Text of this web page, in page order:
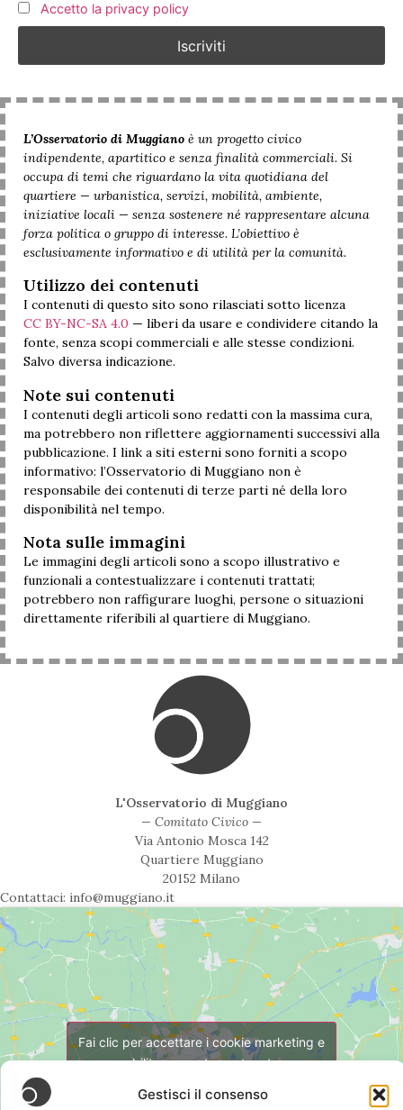
Gestisci il consenso
L'Osservatorio di Muggiano
— Comitato Civico —
Via Antonio Mosca 142
Quartiere Muggiano
20152 Milano
Contattaci: info@muggiano.it
Fai clic per accettare i cookie marketing e
abilitare questo contenuto
Accetto la privacy policy
L’Osservatorio di Muggiano è un progetto civico
indipendente, apartitico e senza finalità commerciali. Si
occupa di temi che riguardano la vita quotidiana del
quartiere — urbanistica, servizi, mobilità, ambiente,
iniziative locali — senza sostenere né rappresentare alcuna
forza politica o gruppo di interesse. L’obiettivo è
esclusivamente informativo e di utilità per la comunità.
Utilizzo dei contenuti
I contenuti di questo sito sono rilasciati sotto licenza
CC BY-NC-SA 4.0 — liberi da usare e condividere citando la
fonte, senza scopi commerciali e alle stesse condizioni.
Salvo diversa indicazione.
Note sui contenuti
I contenuti degli articoli sono redatti con la massima cura,
ma potrebbero non riflettere aggiornamenti successivi alla
pubblicazione. I link a siti esterni sono forniti a scopo
informativo: l’Osservatorio di Muggiano non è
responsabile dei contenuti di terze parti né della loro
disponibilità nel tempo.
Nota sulle immagini
Le immagini degli articoli sono a scopo illustrativo e
funzionali a contestualizzare i contenuti trattati;
potrebbero non raffigurare luoghi, persone o situazioni
direttamente riferibili al quartiere di Muggiano.